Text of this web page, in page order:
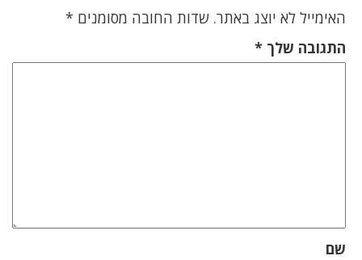
האימייל לא יוצג באתר. שדות החובה מסומנים *
התגובה שלך *
שם